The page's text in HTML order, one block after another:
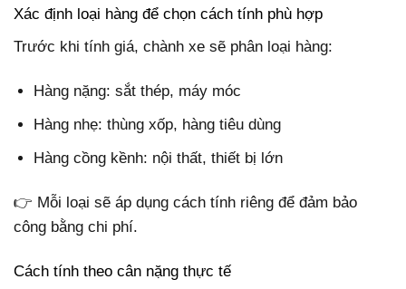
Xác định loại hàng để chọn cách tính phù hợp
Trước khi tính giá, chành xe sẽ phân loại hàng:
Hàng nặng: sắt thép, máy móc
Hàng nhẹ: thùng xốp, hàng tiêu dùng
Hàng cồng kềnh: nội thất, thiết bị lớn
👉 Mỗi loại sẽ áp dụng cách tính riêng để đảm bảo
công bằng chi phí.
Cách tính theo cân nặng thực tế